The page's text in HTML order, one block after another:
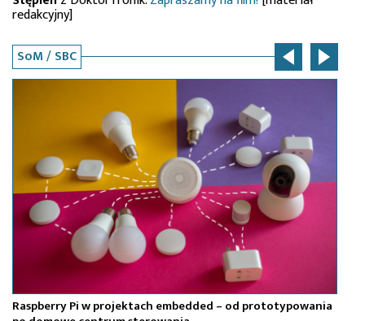
redakcyjny]
SoM / SBC
Raspberry Pi w projektach embedded – od prototypowania